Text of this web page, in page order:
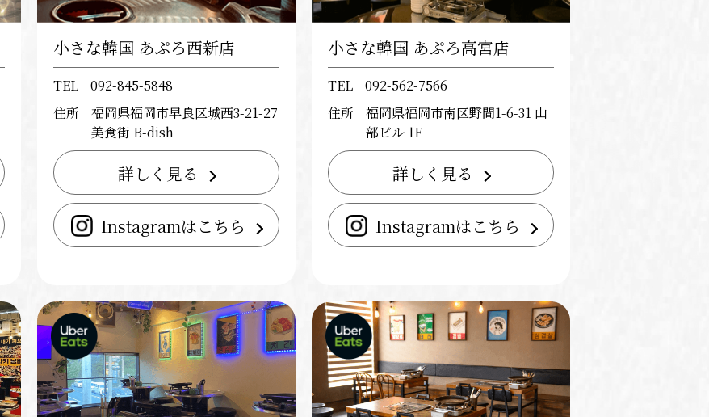
小さな韓国 あぷろ西新店
TEL
092-845-5848
住所
福岡県福岡市早良区城西3-21-27
美食街 B-dish
詳しく見る
Instagramはこちら
小さな韓国 あぷろ高宮店
TEL
092-562-7566
住所
福岡県福岡市南区野間1-6-31 山
部ビル 1F
詳しく見る
Instagramはこちら